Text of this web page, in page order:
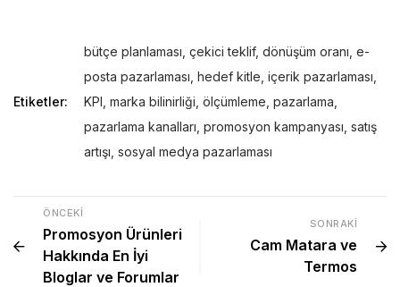
Etiketler:
bütçe planlaması çekici teklif, dönüşüm oranı e-
posta pazarlaması hedef kitle içerik pazarlaması
KPI marka bilinirliği ölçümleme pazarlama
pazarlama kanalları promosyon kampanyası satış
artışı sosyal medya pazarlaması
ÖNCEKI
Promosyon Ürünleri
Hakkında En İyi
Bloglar ve Forumlar
SONRAKI
Cam Matara ve
Termos